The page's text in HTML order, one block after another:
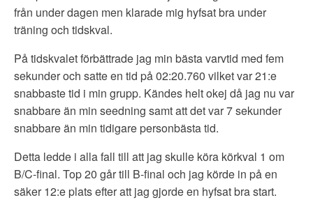
från under dagen men klarade mig hyfsat bra under
träning och tidskval.
På tidskvalet förbättrade jag min bästa varvtid med fem
sekunder och satte en tid på 02:20.760 vilket var 21:e
snabbaste tid i min grupp. Kändes helt okej då jag nu var
snabbare än min seedning samt att det var 7 sekunder
snabbare än min tidigare personbästa tid.
Detta ledde i alla fall till att jag skulle köra körkval 1 om
B/C-final. Top 20 går till B-final och jag körde in på en
säker 12:e plats efter att jag gjorde en hyfsat bra start.